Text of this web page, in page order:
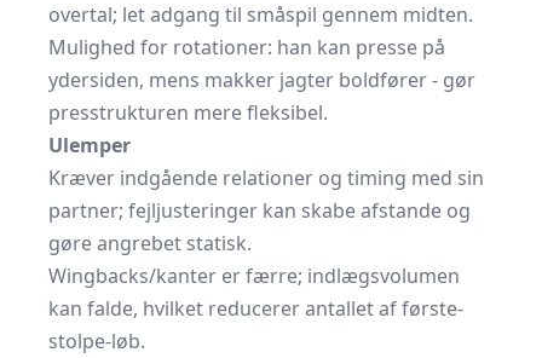
overtal; let adgang til småspil gennem midten.
Mulighed for rotationer: han kan presse på
ydersiden, mens makker jagter boldfører - gør
presstrukturen mere fleksibel.
Ulemper
Kræver indgående relationer og timing med sin
partner; fejljusteringer kan skabe afstande og
gøre angrebet statisk.
Wingbacks/kanter er færre; indlægsvolumen
kan falde, hvilket reducerer antallet af første-
stolpe-løb.